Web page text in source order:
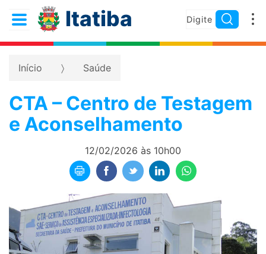
Itatiba
Início Saúde
CTA – Centro de Testagem
e Aconselhamento
12/02/2026 às 10h00